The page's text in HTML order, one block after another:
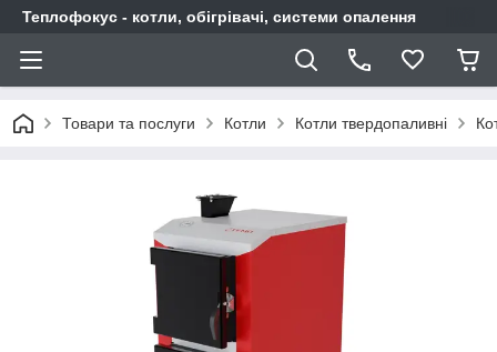
Теплофокус - котли, обігрівачі, системи опалення
Товари та послуги Котли Котли твердопаливні